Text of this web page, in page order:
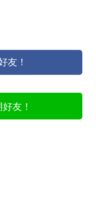
友！
友！